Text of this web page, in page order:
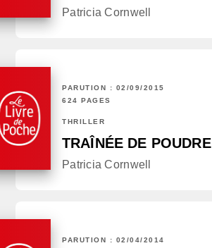
Patricia Cornwell
PARUTION : 02/09/2015
624 PAGES
THRILLER
TRAÎNÉE DE POUDRE
Patricia Cornwell
PARUTION : 02/04/2014